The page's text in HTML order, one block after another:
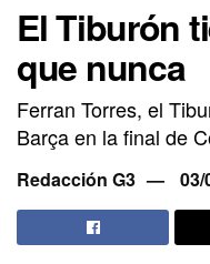
El Tiburón
que nunca
Ferran Torres, el
Barça en la final de
Redacción G3 03/